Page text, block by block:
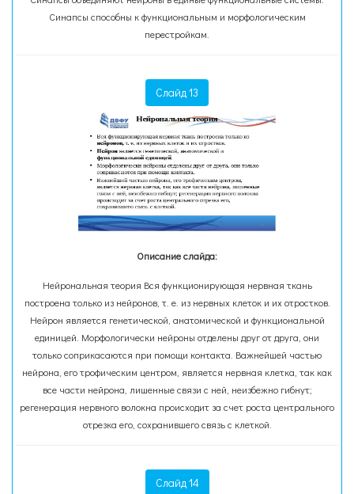
Синапсы способны к функциональным и морфологическим
перестройкам.
Слайд 13
Описание слайда:
Нейрональная теория Вся функционирующая нервная ткань
построена только из нейронов, т. е. из нервных клеток и их отростков.
Нейрон является генетической, анатомической и функциональной
единицей. Морфологически нейроны отделены друг от друга, они
только соприкасаются при помощи контакта. Важнейшей частью
нейрона, его трофическим центром, является нервная клетка, так как
все части нейрона, лишенные связи с ней, неизбежно гибнут;
регенерация нервного волокна происходит за счет роста центрального
отрезка его, сохранившего связь с клеткой.
Слайд 14